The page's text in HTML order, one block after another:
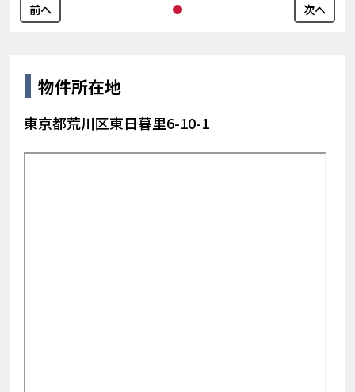
前へ 次へ
物件所在地
東京都荒川区東日暮里6-10-1